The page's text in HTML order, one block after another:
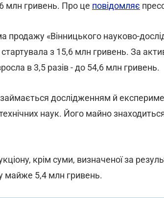
млн гривень. Про це повідомляє
продажу «Вінницького науково-
з 15,6 млн гривень. За
в 3,5 разів - до 54,6 млн гривень.
дослідженням й
наук. Його майно
крім суми, визначеної за
майже 5,4 млн гривень.